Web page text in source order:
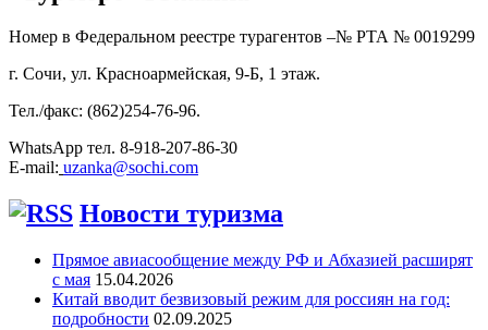
Номер в Федеральном реестре турагентов –№ РТА № 0019299
г. Сочи, ул. Красноармейская, 9-Б, 1 этаж.
Тел./факс: (862)254-76-96.
WhatsApp тел. 8-918-207-86-30
E-mail: uzanka@sochi.com
Новости туризма
Прямое авиасообщение между РФ и Абхазией расширят
с мая 15.04.2026
Китай вводит безвизовый режим для россиян на год:
подробности 02.09.2025